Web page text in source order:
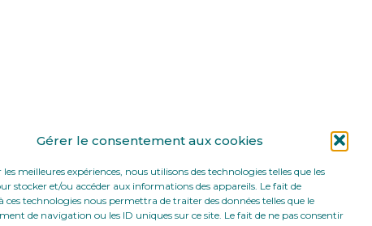
Gérer le consentement aux cookies
meilleures expériences, nous utilisons des technologies telles que les
stocker et/ou accéder aux informations des appareils. Le fait de
ces technologies nous permettra de traiter des données telles que le
de navigation ou les ID uniques sur ce site. Le fait de ne pas consentir